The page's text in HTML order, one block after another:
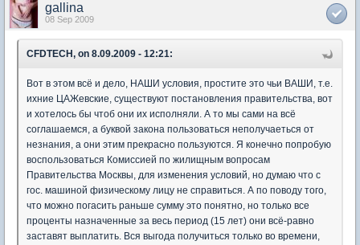
gallina
08 Sep 2009
CFDTECH, on 8.09.2009 - 12:21:
Вот в этом всё и дело, НАШИ условия, простите это чьи ВАШИ, т.е.
ихние ЦАЖевские, существуют постановления правительства, вот
и хотелось бы чтоб они их исполняли. А то мы сами на всё
соглашаемся, а буквой закона пользоваться неполучаеться от
незнания, а они этим прекрасно пользуются. Я конечно попробую
воспользоваться Комиссией по жилищным вопросам
Правительства Москвы, для изменения условий, но думаю что с
гос. машиной физическому лицу не справиться. А по поводу того,
что можно погасить раньше сумму это понятно, но только все
проценты назначенные за весь период (15 лет) они всё-равно
заставят выплатить. Вся выгода получиться только во времени,